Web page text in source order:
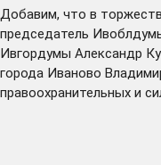
Добавим, что в
председатель
Ивгордумы Александр
города Иваново
правоохранительных и